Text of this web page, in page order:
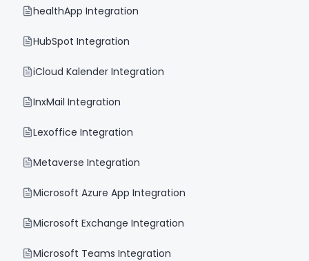
healthApp Integration
HubSpot Integration
iCloud Kalender Integration
InxMail Integration
Lexoffice Integration
Metaverse Integration
Microsoft Azure App Integration
Microsoft Exchange Integration
Microsoft Teams Integration